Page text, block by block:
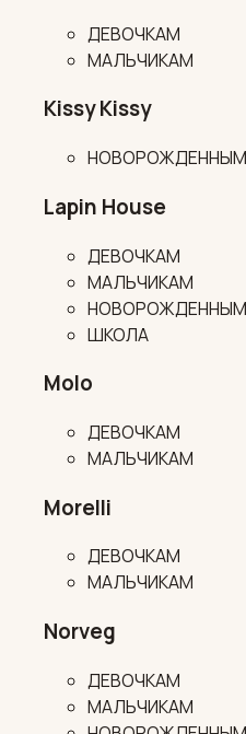
ДЕВОЧКАМ
МАЛЬЧИКАМ
Kissy Kissy
НОВОРОЖДЕННЫМ
Lapin House
ДЕВОЧКАМ
МАЛЬЧИКАМ
НОВОРОЖДЕННЫМ
ШКОЛА
Molo
ДЕВОЧКАМ
МАЛЬЧИКАМ
Morelli
ДЕВОЧКАМ
МАЛЬЧИКАМ
Norveg
ДЕВОЧКАМ
МАЛЬЧИКАМ